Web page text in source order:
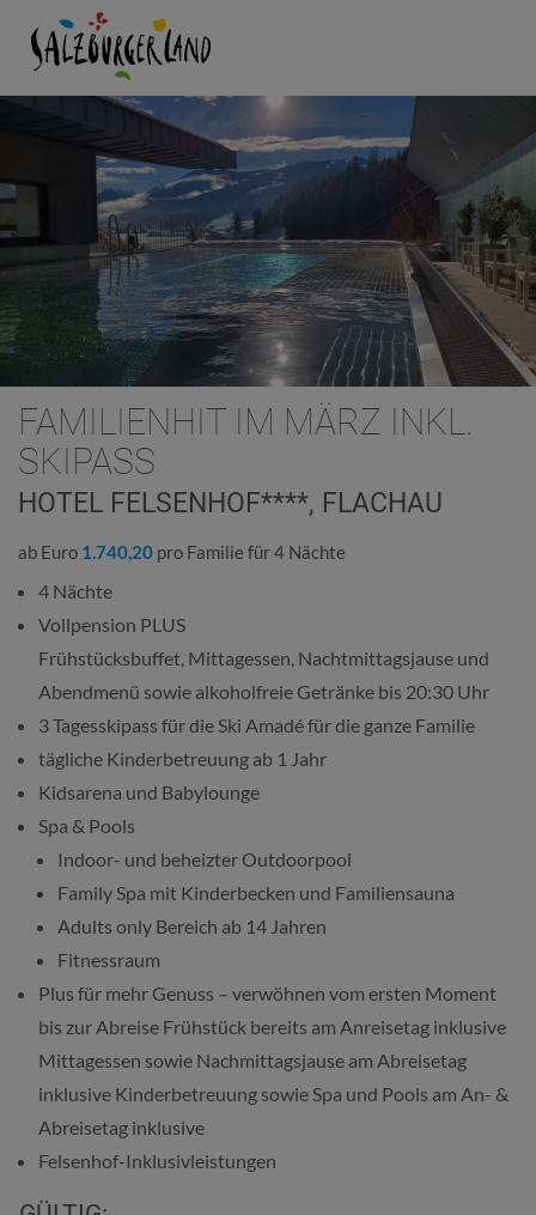
FAMILIENHIT IM MÄRZ INKL.
SKIPASS
HOTEL FELSENHOF****, FLACHAU
ab Euro 1.740,20 pro Familie für 4 Nächte
4 Nächte
Vollpension PLUS
Frühstücksbuffet, Mittagessen, Nachtmittagsjause und
Abendmenü sowie alkoholfreie Getränke bis 20:30 Uhr
3 Tagesskipass für die Ski Amadé für die ganze Familie
tägliche Kinderbetreuung ab 1 Jahr
Kidsarena und Babylounge
Spa & Pools
Indoor- und beheizter Outdoorpool
Family Spa mit Kinderbecken und Familiensauna
Adults only Bereich ab 14 Jahren
Fitnessraum
Plus für mehr Genuss – verwöhnen vom ersten Moment
bis zur Abreise Frühstück bereits am Anreisetag inklusive
Mittagessen sowie Nachmittagsjause am Abreisetag
inklusive Kinderbetreuung sowie Spa und Pools am An- &
Abreisetag inklusive
Felsenhof-Inklusivleistungen